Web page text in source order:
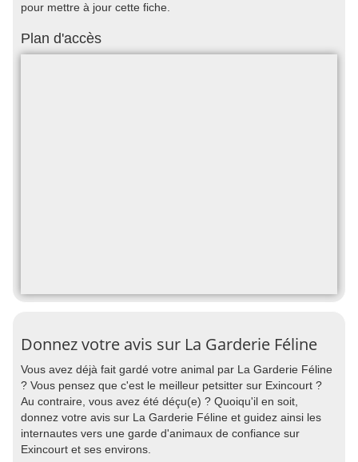
pour mettre à jour cette fiche.
Plan d'accès
Donnez votre avis sur La Garderie Féline
Vous avez déjà fait gardé votre animal par La Garderie Féline
? Vous pensez que c'est le meilleur petsitter sur Exincourt ?
Au contraire, vous avez été déçu(e) ? Quoiqu'il en soit,
donnez votre avis sur La Garderie Féline et guidez ainsi les
internautes vers une garde d'animaux de confiance sur
Exincourt et ses environs.